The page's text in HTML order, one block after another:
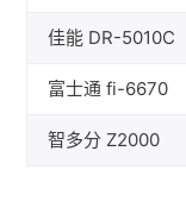
佳能 DR-5010C
富士通 fi-6670
智多分 Z2000